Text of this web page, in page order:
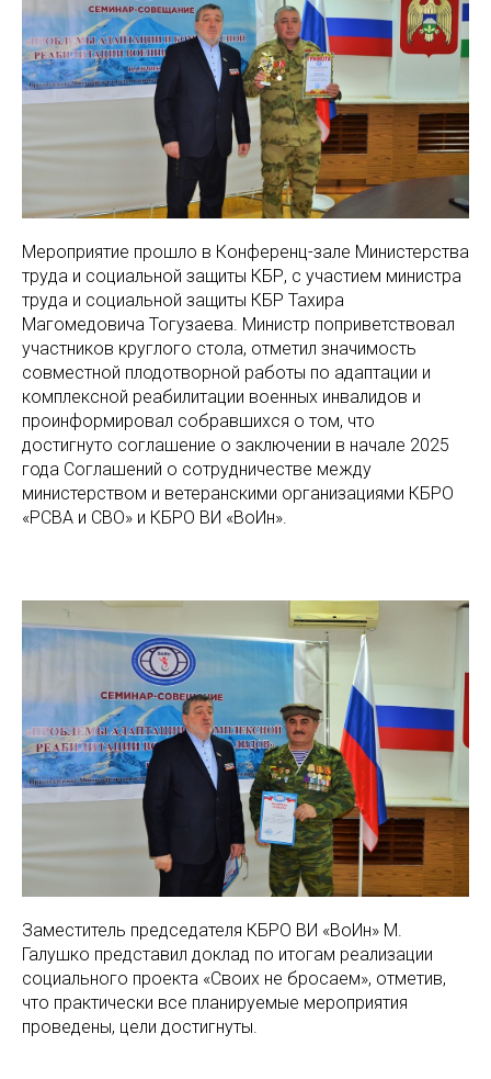
Мероприятие прошло в Конференц-зале Министерства
труда и социальной защиты КБР, с участием министра
труда и социальной защиты КБР Тахира
Магомедовича Тогузаева. Министр поприветствовал
участников круглого стола, отметил значимость
совместной плодотворной работы по адаптации и
комплексной реабилитации военных инвалидов и
проинформировал собравшихся о том, что
достигнуто соглашение о заключении в начале 2025
года Соглашений о сотрудничестве между
министерством и ветеранскими организациями КБРО
«РСВА и СВО» и КБРО ВИ «ВоИн».
Заместитель председателя КБРО ВИ «ВоИн» М.
Галушко представил доклад по итогам реализации
социального проекта «Своих не бросаем», отметив,
что практически все планируемые мероприятия
проведены, цели достигнуты.